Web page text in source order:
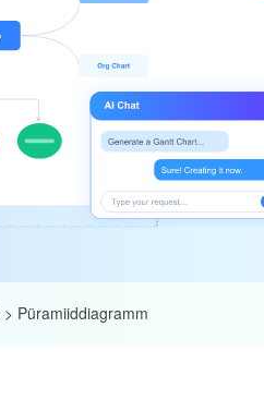
> Püramiiddiagramm